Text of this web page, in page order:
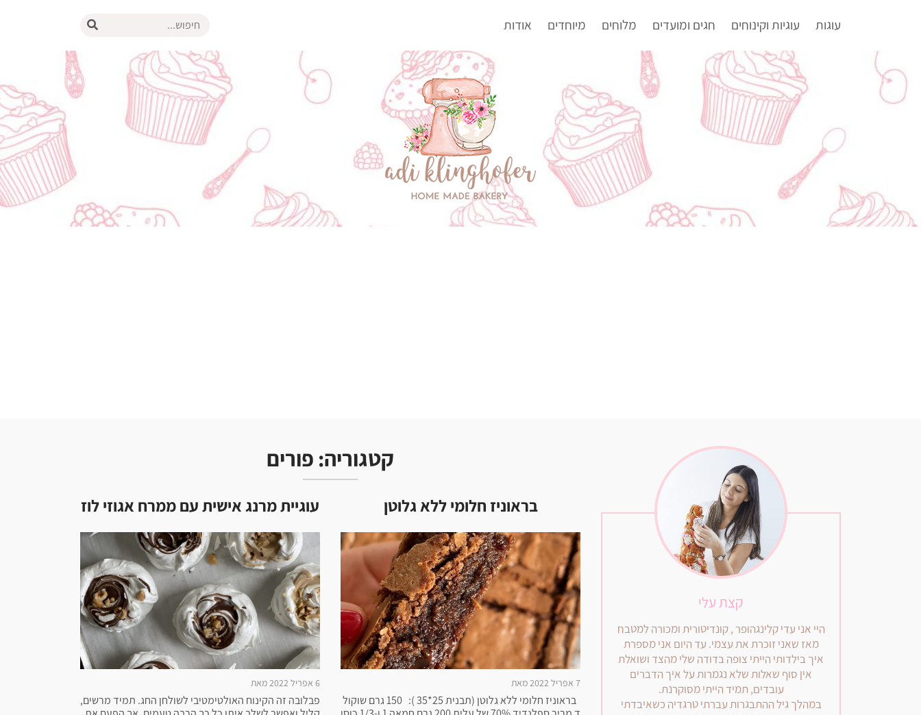
עוגות עוגיות וקינוחים חגים ומועדים מלוחים מיוחדים אודות
קצת עלי
היי אני עדי קלינגהופר , קונדיטורית ומכורה למטבח
מאז שאני זוכרת את עצמי. עד היום אני מספרת
איך בילדותי הייתי צופה בדודה שלי מהצד ושואלת
אין סוף שאלות שלא נגמרות על איך הדברים
עובדים, תמיד הייתי מסוקרנת.
במהלך גיל ההתבגרות עברתי טרגדיה כשאיבדתי
קטגוריה: פורים
בראוניז חלומי ללא גלוטן
7 אפריל 2022 מאת
בראוניז חלומי ללא גלוטן (תבנית 25*35 ): 150 גרם שוקול
עוגיית מרנג אישית עם ממרח אגוזי לוז
6 אפריל 2022 מאת
פבלובה זה הקינוח האולטימטיבי לשולחן החג. תמיד מרשים,